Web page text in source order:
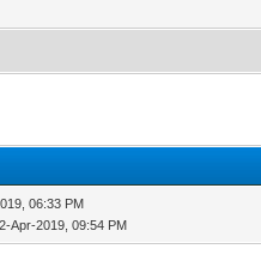
06:33 PM
Apr-2019, 09:54 PM